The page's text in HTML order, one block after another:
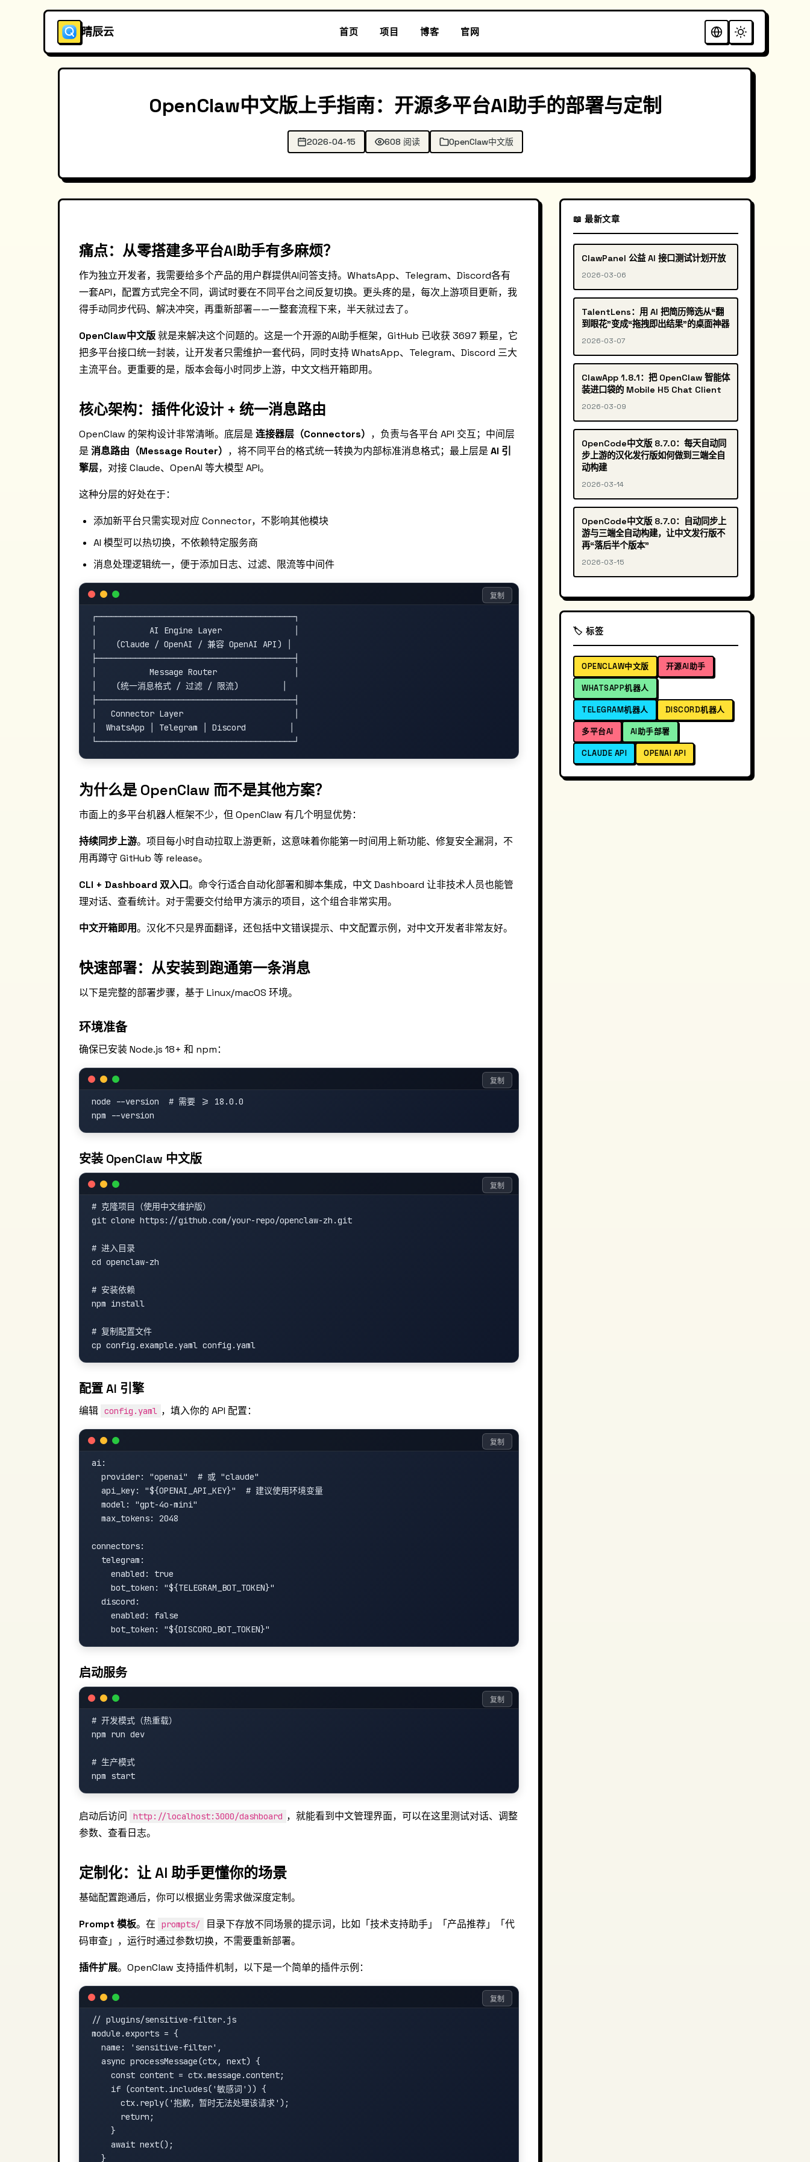
晴辰云 首页 项目 博客 官网
OpenClaw中文版上手指南：开源多平台AI助手的部署与定制
2026-04-15 608 阅读 OpenClaw中文版
痛点：从零搭建多平台AI助手有多麻烦？
作为独立开发者，我需要给多个产品的用户群提供AI问答支持。WhatsApp、Telegram、Discord各有
一套API，配置方式完全不同，调试时要在不同平台之间反复切换。更头疼的是，每次上游项目更新，我
得手动同步代码、解决冲突，再重新部署——一整套流程下来，半天就过去了。
OpenClaw中文版就是来解决这个问题的。这是一个开源的AI助手框架，GitHub 已收获 3697 颗星，它
把多平台接口统一封装，让开发者只需维护一套代码，同时支持 WhatsApp、Telegram、Discord 三大
主流平台。更重要的是，版本会每小时同步上游，中文文档开箱即用。
核心架构：插件化设计 + 统一消息路由
OpenClaw 的架构设计非常清晰。底层是 连接器层（Connectors） ，负责与各平台 API 交互；中间层
是 消息路由（Message Router） ，将不同平台的格式统一转换为内部标准消息格式；最上层是 AI 引
擎层，对接 Claude、OpenAI 等大模型 API。
这种分层的好处在于：
添加新平台只需实现对应 Connector，不影响其他模块
AI 模型可以热切换，不依赖特定服务商
消息处理逻辑统一，便于添加日志、过滤、限流等中间件
┌─────────────────────────────────────────┐
│           AI Engine Layer               │
│    (Claude / OpenAI / 兼容 OpenAI API) │
├─────────────────────────────────────────┤
│           Message Router                │
│    (统一消息格式 / 过滤 / 限流)         │
├─────────────────────────────────────────┤
│   Connector Layer                       │
│  WhatsApp │ Telegram │ Discord         │
复制
为什么是 OpenClaw 而不是其他方案？
市面上的多平台机器人框架不少，但 OpenClaw 有几个明显优势：
持续同步上游。项目每小时自动拉取上游更新，这意味着你能第一时间用上新功能、修复安全漏洞，不
用再蹲守 GitHub 等 release。
CLI + Dashboard 双入口。命令行适合自动化部署和脚本集成，中文 Dashboard 让非技术人员也能管
理对话、查看统计。对于需要交付给甲方演示的项目，这个组合非常实用。
中文开箱即用。汉化不只是界面翻译，还包括中文错误提示、中文配置示例，对中文开发者非常友好。
快速部署：从安装到跑通第一条消息
以下是完整的部署步骤，基于 Linux/macOS 环境。
环境准备
确保已安装 Node.js 18+ 和 npm：
node --version  # 需要 >= 18.0.0
复制
安装 OpenClaw 中文版
# 克隆项目（使用中文维护版）
git clone https://github.com/your-repo/openclaw-zh.git
# 进入目录
cd openclaw-zh
# 安装依赖
npm install
# 复制配置文件
复制
配置 AI 引擎
编辑 config.yaml ，填入你的 API 配置：
ai:
  provider: "openai"  # 或 "claude"
  api_key: "${OPENAI_API_KEY}"  # 建议使用环境变量
  model: "gpt-4o-mini"
  max_tokens: 2048
connectors:
  telegram:
    enabled: true
    bot_token: "${TELEGRAM_BOT_TOKEN}"
  discord:
    enabled: false
复制
启动服务
# 开发模式（热重载）
npm run dev
# 生产模式
复制
启动后访问 http://localhost:3000/dashboard ，就能看到中文管理界面，可以在这里测试对话、调整
参数、查看日志。
定制化：让 AI 助手更懂你的场景
基础配置跑通后，你可以根据业务需求做深度定制。
Prompt 模板。在 prompts/
目录下存放不同场景的提示词，比如「技术支持助手」「产品推荐」「代
码审查」，运行时通过参数切换，不需要重新部署。
插件扩展。OpenClaw 支持插件机制，以下是一个简单的插件示例：
// plugins/sensitive-filter.js
module.exports = {
  name: 'sensitive-filter',
  async processMessage(ctx, next) {
    const content = ctx.message.content;
    if (content.includes('敏感词')) {
      ctx.reply('抱歉，暂时无法处理该请求');
      return;
    }
    await next();
  }
复制
📖 最新文章
ClawPanel 公益 AI 接口测试计划开放
2026-03-06
TalentLens：用 AI 把简历筛选从“翻
到眼花”变成“拖拽即出结果”的桌面神器
2026-03-07
ClawApp 1.8.1：把 OpenClaw 智能体
装进口袋的 Mobile H5 Chat Client
2026-03-09
OpenCode中文版 8.7.0：每天自动同
步上游的汉化发行版如何做到三端全自
动构建
2026-03-14
OpenCode中文版 8.7.0：自动同步上
游与三端全自动构建，让中文发行版不
再“落后半个版本”
2026-03-15
🏷️ 标签
OPENCLAW中文版 开源AI助手
WHATSAPP机器人
TELEGRAM机器人 DISCORD机器人
多平台AI AI助手部署
CLAUDE API OPENAI API